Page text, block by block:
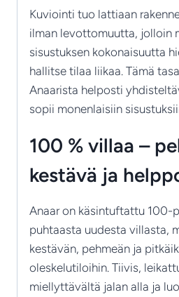
Kuviointi tuo lattiaan
ilman levottomuutta, jolloin
sisustuksen kokonaisuutta
hallitse tilaa liikaa. Tämä
Anaarista helposti
sopii monenlaisiin
100 % villaa –
kestävä ja
Anaar on käsintuftattu 100-
puhtaasta uudesta villasta,
kestävän, pehmeän ja
oleskelutiloihin. Tiivis,
miellyttävältä jalan alla ja